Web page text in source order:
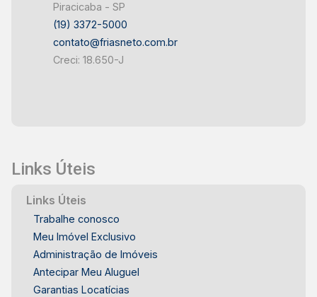
Piracicaba - SP
(19) 3372-5000
contato@friasneto.com.br
Creci: 18.650-J
Links Úteis
Links Úteis
Trabalhe conosco
Meu Imóvel Exclusivo
Administração de Imóveis
Antecipar Meu Aluguel
Garantias Locatícias